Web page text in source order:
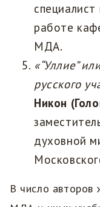
работе
МДА.
«“Уллие”
русского
Никон
духовной
В число авторов